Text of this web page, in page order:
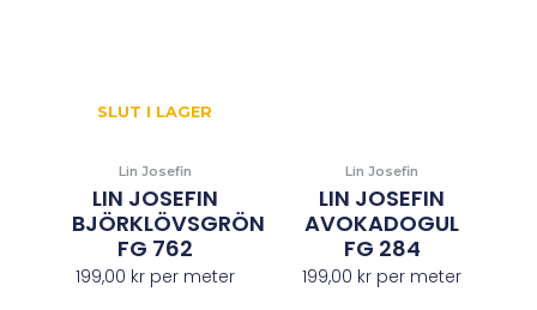
SLUT I LAGER
Lin Josefin
LIN JOSEFIN
BJÖRKLÖVSGRÖN
FG 762
199,00 krper meter
Lin Josefin
LIN JOSEFIN
AVOKADOGUL
FG 284
199,00 kr per meter